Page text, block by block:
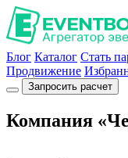
Блог Каталог Стать
Продвижение
Запросить расчет
Компания